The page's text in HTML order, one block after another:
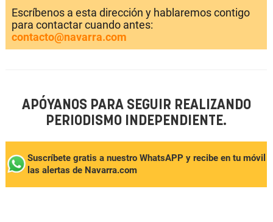
Escríbenos a esta dirección y hablaremos contigo
para contactar cuando antes:
contacto@navarra.com
APÓYANOS PARA SEGUIR REALIZANDO
PERIODISMO INDEPENDIENTE.
Suscríbete gratis a nuestro WhatsAPP y recibe en tu móvil
las alertas de Navarra.com